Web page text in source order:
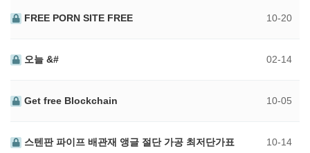
FREE PORN SITE FREE 10-20
오늘 &# 02-14
Get free Blockchain 10-05
스텐판 파이프 배관재 앵글 절단 가공 최저단가표 10-14